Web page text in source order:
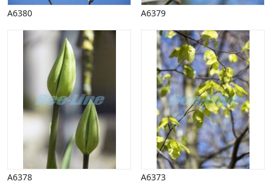
A6380 A6379
A6378 A6373